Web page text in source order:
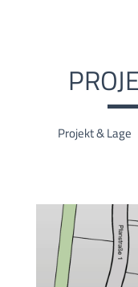
Projekt & Lage